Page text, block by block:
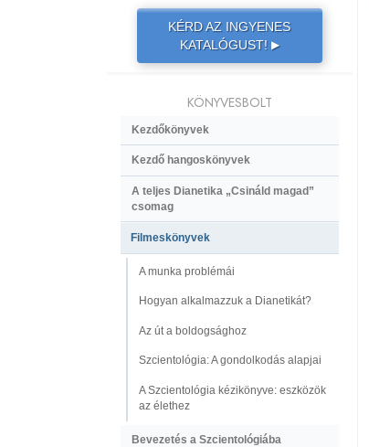
KÉRD AZ INGYENES
KATALÓGUST! ▶
KÖNYVESBOLT
Kezdőkönyvek
Kezdő hangoskönyvek
A teljes Dianetika „Csináld magad”
csomag
Filmeskönyvek
A munka problémái
Hogyan alkalmazzuk a Dianetikát?
Az út a boldogsághoz
Szcientológia: A gondolkodás alapjai
A Szcientológia kézikönyve: eszközök
az élethez
Bevezetés a Szcientológiába